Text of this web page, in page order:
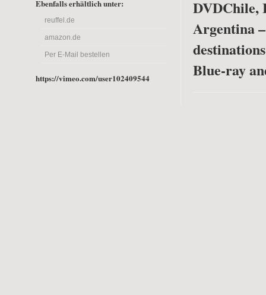
Ebenfalls erhältlich unter:
reuffel.de
amazon.de
Per E-Mail bestellen
https://vimeo.com/user102409544
DVDChile,
Argentina
Blue-ray